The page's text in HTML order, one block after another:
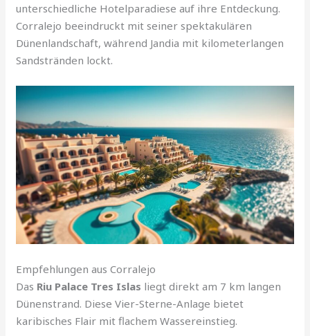
unterschiedliche Hotelparadiese auf ihre Entdeckung.
Corralejo beeindruckt mit seiner spektakulären
Dünenlandschaft, während Jandia mit kilometerlangen
Sandstränden lockt.
Empfehlungen aus Corralejo
Das Riu Palace Tres Islas liegt direkt am 7 km langen
Dünenstrand. Diese Vier-Sterne-Anlage bietet
karibisches Flair mit flachem Wassereinstieg.